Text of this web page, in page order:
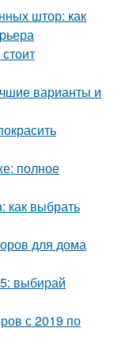
штор: как
варианты и
полное
как выбрать
для дома
выбирай
с 2019 по